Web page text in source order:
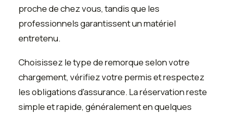
proche de chez vous, tandis que les
professionnels garantissent un matériel
entretenu.
Choisissez le type de remorque selon votre
chargement, vérifiez votre permis et respectez
les obligations d'assurance. La réservation reste
simple et rapide, généralement en quelques